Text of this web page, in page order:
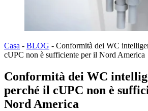
Casa - BLOG - Conformità dei WC
cUPC non è sufficiente per il Nord America
Conformità dei WC
perché il cUPC non è
Nord America